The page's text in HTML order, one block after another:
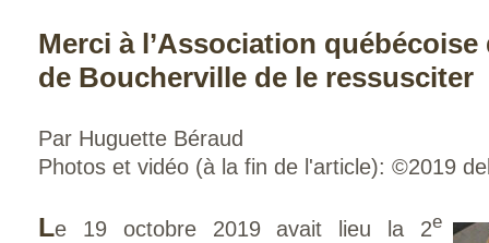
Merci à l’Association
de Boucherville de le ressusciter
Par Huguette Béraud
Photos et vidéo (à la fin de l'article): ©2019
Le 19 octobre 2019 avait lieu la 2e